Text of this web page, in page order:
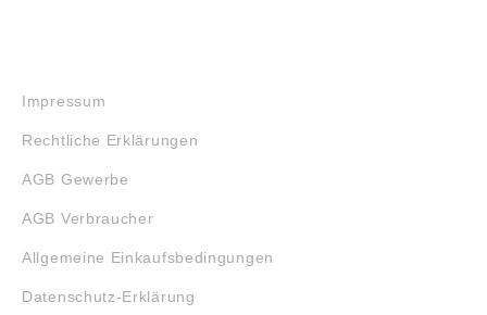
Impressum
Rechtliche Erklärungen
AGB Gewerbe
AGB Verbraucher
Allgemeine Einkaufsbedingungen
Datenschutz-Erklärung